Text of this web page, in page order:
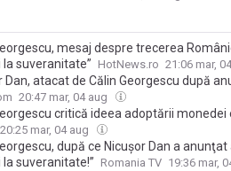
mesaj despre trecerea
suveranitate”
HotNews.ro 21:06 mar,
Dan, atacat de Călin Georgescu după
la suveranitate. Leul este fortăreața
20:47 mar, 04 aug
critică ideea adoptării monedei
20:25 mar, 04 aug
după ce Nicuşor Dan a
suveranitate!”
Romania TV 19:36 mar,